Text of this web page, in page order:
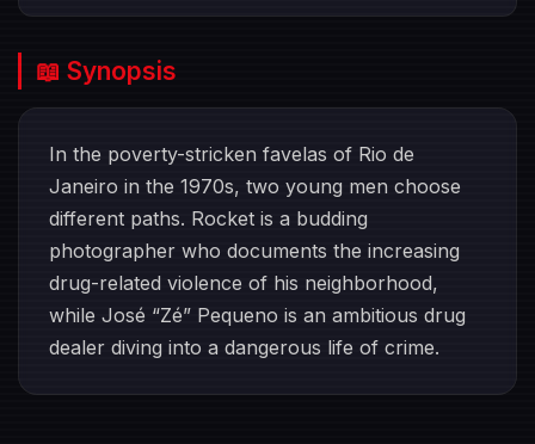
📖 Synopsis
In the poverty-stricken favelas of Rio de
Janeiro in the 1970s, two young men choose
different paths. Rocket is a budding
photographer who documents the increasing
drug-related violence of his neighborhood,
while José “Zé” Pequeno is an ambitious drug
dealer diving into a dangerous life of crime.